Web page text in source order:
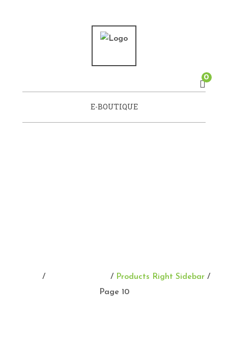
0
E-BOUTIQUE
/ / Products Right Sidebar /
Page 10